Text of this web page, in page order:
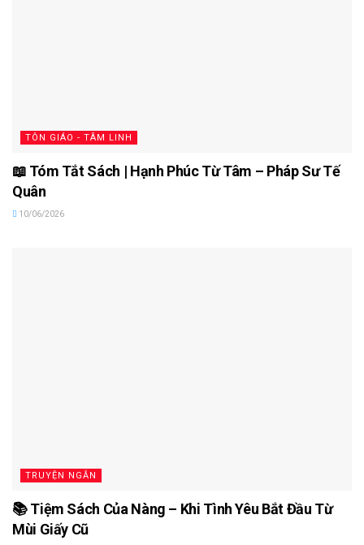
TÔN GIÁO - TÂM LINH
📖 Tóm Tắt Sách | Hạnh Phúc Từ Tâm – Pháp Sư Tế
Quân
10/06/2026
TRUYỆN NGẮN
📚 Tiệm Sách Của Nàng – Khi Tình Yêu Bắt Đầu Từ
Mùi Giấy Cũ